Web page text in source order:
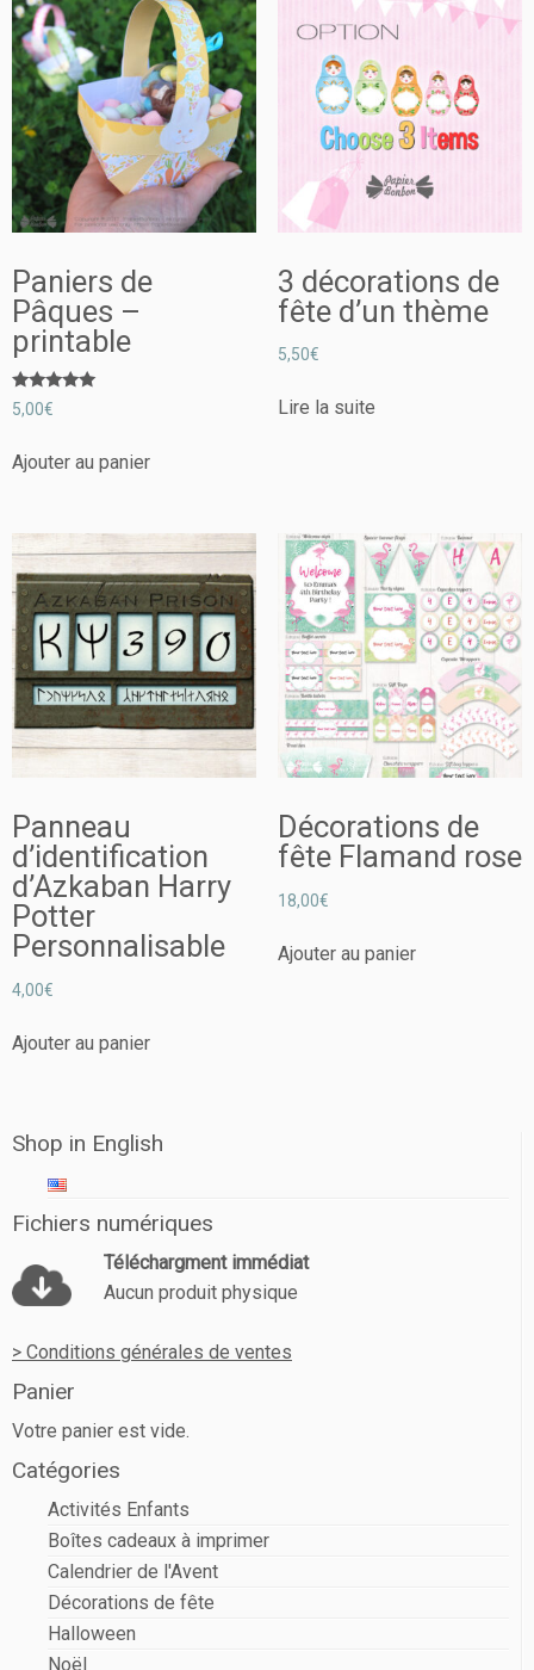
Paniers de
Pâques –
printable
Note
5.00
5,00€
Ajouter au panier
3 décorations de
fête d’un thème
5,50€
Lire la suite
Panneau
d’identification
d’Azkaban Harry
Potter
Personnalisable
4,00€
Ajouter au panier
Décorations de
fête Flamand rose
18,00€
Ajouter au panier
Shop in English
Fichiers numériques
Téléchargment immédiat
Aucun produit physique
> Conditions générales de ventes
Panier
Votre panier est vide.
Catégories
Activités Enfants
Boîtes cadeaux à imprimer
Calendrier de l'Avent
Décorations de fête
Halloween
Noël